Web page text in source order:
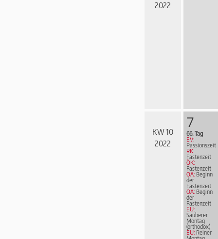
2022
KW 10
2022
7
66. Tag
EV:
Passionszeit
RK:
Fastenzeit
ÖK:
Fastenzeit
OA: Beginn
der
Fastenzeit
OA: Beginn
der
Fastenzeit
EU:
Sauberer
Montag
(orthodox)
EU: Reiner